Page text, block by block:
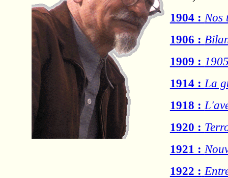
1904 : Nos
1906 :
1909 :
1914 : La
1918 :
1920 :
1921 :
1922 :